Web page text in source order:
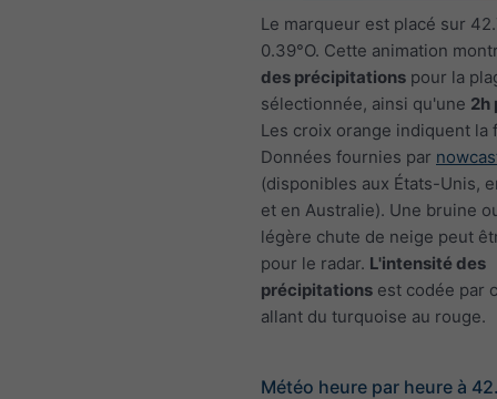
Le marqueur est placé sur
0.39°O. Cette animation
des précipitations pour la
sélectionnée, ainsi qu'une 2h
Les croix orange indiquent la
Données fournies par
(disponibles aux États-Unis,
et en Australie). Une bruine
légère chute de neige peut
pour le radar. L'intensité des
précipitations est codée par
allant du turquoise au rouge.
Météo heure par heure à